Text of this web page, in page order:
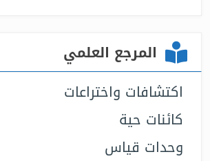
المرجع العلمي
اكتشافات واختراعات
كائنات حية
وحدات قياس